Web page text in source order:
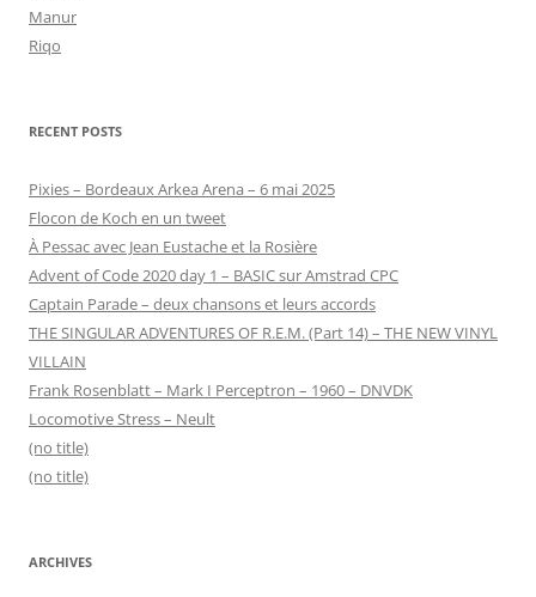
Manur
Riqo
RECENT POSTS
Pixies – Bordeaux Arkea Arena – 6 mai 2025
Flocon de Koch en un tweet
À Pessac avec Jean Eustache et la Rosière
Advent of Code 2020 day 1 – BASIC sur Amstrad CPC
Captain Parade – deux chansons et leurs accords
THE SINGULAR ADVENTURES OF R.E.M. (Part 14) – THE NEW VINYL
VILLAIN
Frank Rosenblatt – Mark I Perceptron – 1960 – DNVDK
Locomotive Stress – Neult
(no title)
(no title)
ARCHIVES